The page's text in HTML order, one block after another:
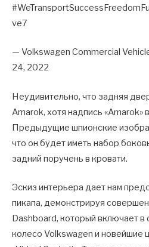
ve7
— Volkswagen Commercial
24, 2022
Неудивительно, что задняя
Amarok, хотя надпись «Amarok»
Предыдущие шпионские
что он будет иметь набор
задний поручень в кровати.
Эскиз интерьера дает нам
пикапа, демонстрируя
Dashboard, который включает
колесо Volkswagen и новейшие